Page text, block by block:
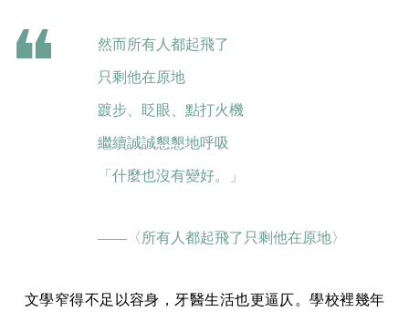
然而所有人都起飛了
只剩他在原地
踱步、眨眼、點打火機
繼續誠誠懇懇地呼吸
「什麼也沒有變好。」
——〈所有人都起飛了只剩他在原地〉
文學窄得不足以容身，牙醫生活也更逼仄。學校裡幾年